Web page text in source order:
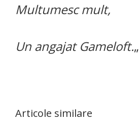
Multumesc mult,
Un angajat Gameloft.„
Articole similare